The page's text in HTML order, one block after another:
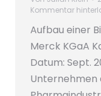
Kommentar
Aufbau einer
Merck KGaA
Datum: Sept.
Unternehmen